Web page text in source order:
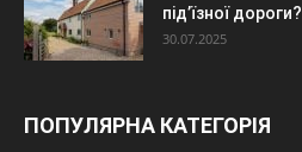
під’їзної дороги?
30.07.2025
ПОПУЛЯРНА КАТЕГОРІЯ